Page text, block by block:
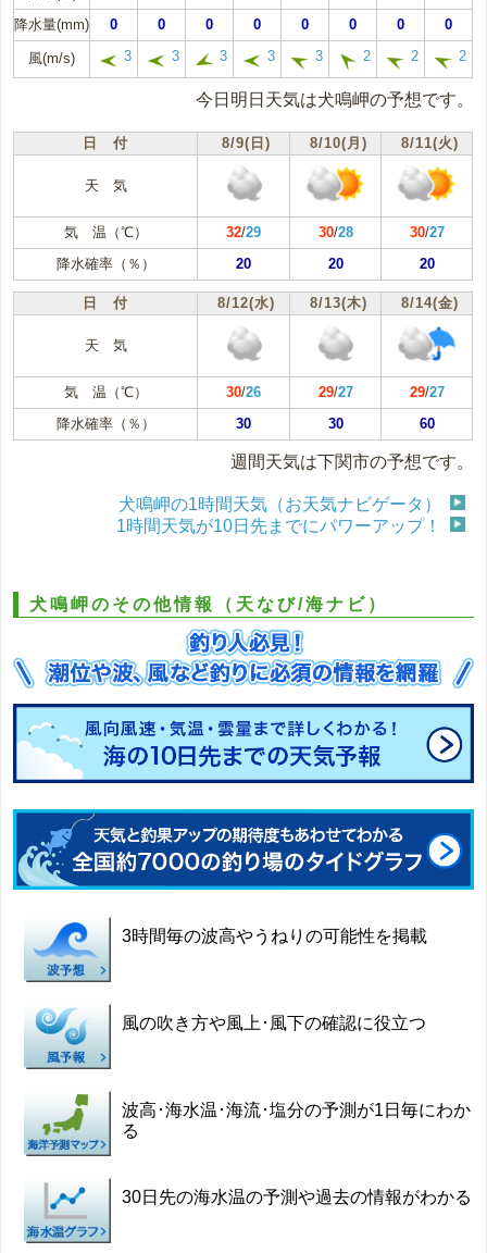
降水量(mm)
0 0 0 0 0 0 0 0
風(m/s) 3 3 3 3 3 2 2 2
今日明日天気は犬鳴岬の予想です。
日 付 8/9(日) 8/10(月) 8/11(火)
天 気
気 温（℃） 32/29 30/28 30/27
降水確率（％）
20 20 20
日 付 8/12(水) 8/13(木) 8/14(金)
天 気
気 温（℃） 30/26 29/27 29/27
降水確率（％）
30 30 60
週間天気は下関市の予想です。
犬鳴岬の1時間天気（お天気ナビゲータ）
1時間天気が10日先までにパワーアップ！
犬鳴岬のその他情報（天なび/海ナビ）
3時間毎の波高やうねりの可能性を掲載
風の吹き方や風上･風下の確認に役立つ
波高･海水温･海流･塩分の予測が1日毎にわか
る
30日先の海水温の予測や過去の情報がわかる